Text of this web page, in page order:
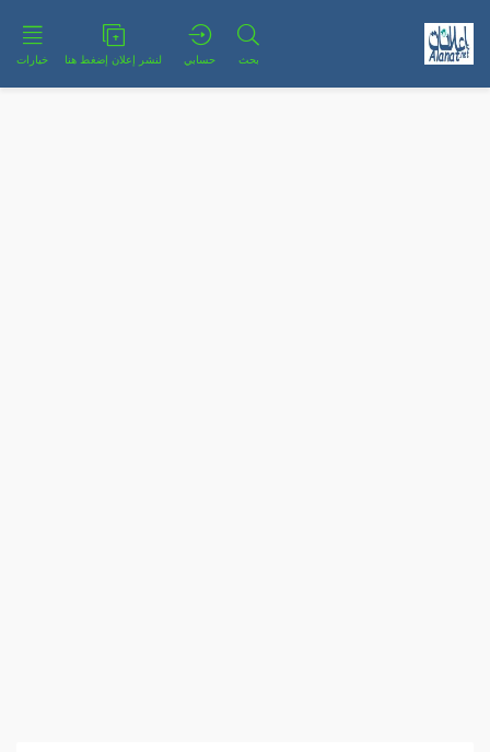
بحث حسابي لنشر إعلان إضغط هنا خيارات